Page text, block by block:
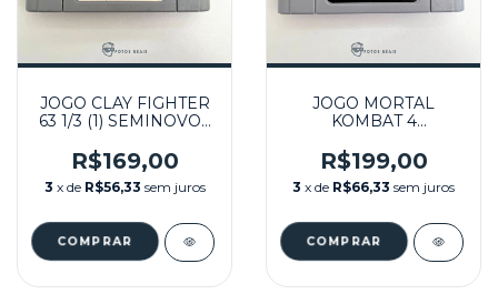
JOGO CLAY FIGHTER
63 1/3 (1) SEMINOVO -
R$169,00
3 x de R$56,33 sem juros
JOGO MORTAL
KOMBAT 4
NINTENDO 64
R$199,00
3 x de R$66,33 sem juros